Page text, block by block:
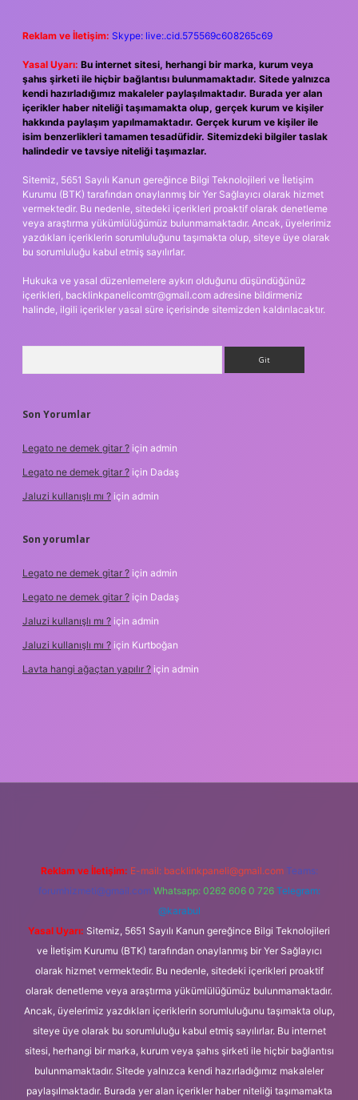
Reklam ve İletişim: Skype: live:.cid.575569c608265c69
Yasal Uyarı: Bu internet sitesi, herhangi bir marka, kurum veya
şahıs şirketi ile hiçbir bağlantısı bulunmamaktadır. Sitede yalnızca
kendi hazırladığımız makaleler paylaşılmaktadır. Burada yer alan
içerikler haber niteliği taşımamakta olup, gerçek kurum ve kişiler
hakkında paylaşım yapılmamaktadır. Gerçek kurum ve kişiler ile
isim benzerlikleri tamamen tesadüfidir. Sitemizdeki bilgiler taslak
halindedir ve tavsiye niteliği taşımazlar.
Sitemiz, 5651 Sayılı Kanun gereğince Bilgi Teknolojileri ve İletişim
Kurumu (BTK) tarafından onaylanmış bir Yer Sağlayıcı olarak hizmet
vermektedir. Bu nedenle, sitedeki içerikleri proaktif olarak denetleme
veya araştırma yükümlülüğümüz bulunmamaktadır. Ancak, üyelerimiz
yazdıkları içeriklerin sorumluluğunu taşımakta olup, siteye üye olarak
bu sorumluluğu kabul etmiş sayılırlar.
Hukuka ve yasal düzenlemelere aykırı olduğunu düşündüğünüz
içerikleri, backlinkpanelicomtr@gmail.com adresine bildirmeniz
halinde, ilgili içerikler yasal süre içerisinde sitemizden kaldırılacaktır.
Son Yorumlar
Legato ne demek gitar ? için admin
Legato ne demek gitar ? için Dadaş
Jaluzi kullanışlı mı ? için admin
Son yorumlar
Legato ne demek gitar ? için admin
Legato ne demek gitar ? için Dadaş
Jaluzi kullanışlı mı ? için admin
Jaluzi kullanışlı mı ? için Kurtboğan
Lavta hangi ağaçtan yapılır ? için admin
Reklam ve İletişim: E-mail: backlinkpaneli@gmail.com Teams:
forumhizmeti@gmail.com Whatsapp: 0262 606 0 726 Telegram:
@karabul
Yasal Uyarı: Sitemiz, 5651 Sayılı Kanun gereğince Bilgi Teknolojileri
ve İletişim Kurumu (BTK) tarafından onaylanmış bir Yer Sağlayıcı
olarak hizmet vermektedir. Bu nedenle, sitedeki içerikleri proaktif
olarak denetleme veya araştırma yükümlülüğümüz bulunmamaktadır.
Ancak, üyelerimiz yazdıkları içeriklerin sorumluluğunu taşımakta olup,
siteye üye olarak bu sorumluluğu kabul etmiş sayılırlar. Bu internet
sitesi, herhangi bir marka, kurum veya şahıs şirketi ile hiçbir bağlantısı
bulunmamaktadır. Sitede yalnızca kendi hazırladığımız makaleler
paylaşılmaktadır. Burada yer alan içerikler haber niteliği taşımamakta